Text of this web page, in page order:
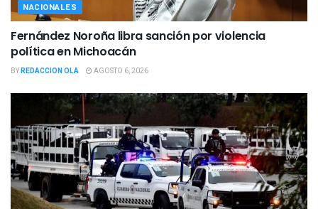
NACIONALES
Fernández Noroña libra sanción por violencia
política en Michoacán
BYREDACCION OLA AGOSTO 6, 2026